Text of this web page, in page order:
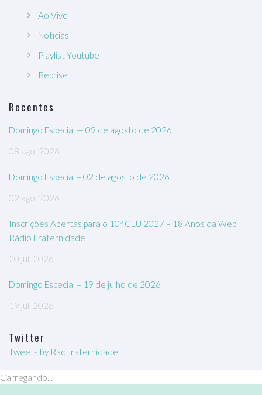
Ao Vivo
Notícias
Playlist Youtube
Reprise
Recentes
Domingo Especial — 09 de agosto de 2026
08 ago, 2026
Domingo Especial – 02 de agosto de 2026
02 ago, 2026
Inscrições Abertas para o 10º CEU 2027 – 18 Anos da Web
Rádio Fraternidade
20 jul, 2026
Domingo Especial – 19 de julho de 2026
19 jul, 2026
Twitter
Tweets by RadFraternidade
Carregando...